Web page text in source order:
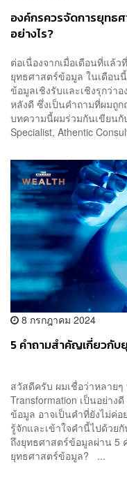
องค์กรควรจัดการยุทธ
อย่างไร?
ต่อเนื่องจากเมื่อเดือนที่แล้
ยุทธศาสตร์ข้อมูล ในเดือน
ข้อมูลเชิงรับและเชิงรุกว่า
หลังดี ซึ่งเป็นคำถามที่ผมถู
บทความนี้ผมร่วมกันเขียนกั
Specialist, Athentic
8 กรกฎาคม 2024
5 คำถามสำคัญเกี่ยวกั
สวัสดีครับ ผมเชื่อว่าหลาย
Transformation เป็นอย่าง
ข้อมูล อาจเป็นคำที่ยังไม่ค่
รู้จักและเข้าใจคำนี้ไปด้วย
ถึงยุทธศาสตร์ข้อมูลผ่าน 5
ยุทธศาสตร์ข้อมูล? ...